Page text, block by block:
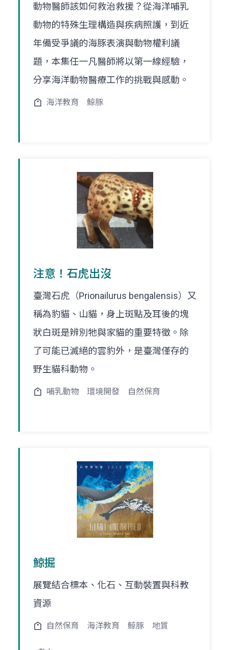
動物醫師該如何救治救援？從海洋哺乳
動物的特殊生理構造與疾病照護，到近
年備受爭議的海豚表演與動物權利議
題，本集任一凡醫師將以第一線經驗，
分享海洋動物醫療工作的挑戰與感動。
海洋教育 鯨豚
注意！石虎出沒
臺灣石虎（Prionailurus bengalensis）又
稱為豹貓、山貓，身上斑點及耳後的塊
狀白斑是辨別牠與家貓的重要特徵。除
了可能已滅絕的雲豹外，是臺灣僅存的
野生貓科動物。
哺乳動物 環境開發 自然保育
鯨掘
展覽結合標本、化石、互動裝置與科教
資源
自然保育 海洋教育 鯨豚 地質